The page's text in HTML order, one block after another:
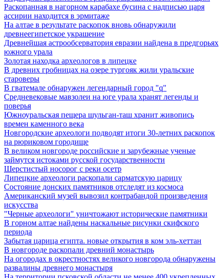
Раскопанная в нагорном карабахе бусина с надписью царя
ассирии находится в эрмитаже
На алтае в результате раскопок вновь обнаружили
древнеегипетское украшение
Древнейшая астрообсерватория евразии найдена в предгорьях
южного урала
Золотая находка археологов в липецке
В древних гробницах на озере тургояк жили уральские
староверы
В гватемале обнаружен легендарный город "q"
Средневековые мавзолеи на юге урала хранят легенды и
поверья
Южноуральская пещера шульган-таш хранит живопись
времен каменного века
Новгородские археологи подводят итоги 30-летних раскопок
на рюриковом городище
В великом новгороде российские и зарубежные ученые
займутся истоками русской государственности
Шерстистый носорог с реки осетр
Липецкие археологи раскопали сарматскую царицу
Состояние донских памятников отследят из космоса
Американский музей вывозил контрабандой произведения
искусства
"Черные археологи" уничтожают исторические памятники
В горном алтае найдены наскальные рисунки скифского
периода
Забытая царица египта. новые открытия в ком эль-хеттан
В новгороде раскопали древний монастырь
На огородах в окрестностях великого новгорода обнаружены
развалины древнего монастыря